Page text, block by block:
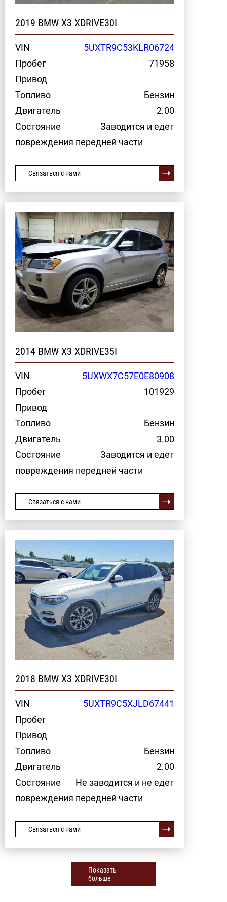
2019 BMW X3 XDRIVE30I
VIN
5UXTR9C53KLR06724
Пробег
71958
Привод
Топливо
Бензин
Двигатель
2.00
Состояние
Заводится и едет
повреждения передней части
Связаться с нами
2014 BMW X3 XDRIVE35I
VIN
5UXWX7C57E0E80908
Пробег
101929
Привод
Топливо
Бензин
Двигатель
3.00
Состояние
Заводится и едет
повреждения передней части
Связаться с нами
2018 BMW X3 XDRIVE30I
VIN
5UXTR9C5XJLD67441
Пробег
Привод
Топливо
Бензин
Двигатель
2.00
Состояние
Не заводится и не едет
повреждения передней части
Связаться с нами
Показать
больше